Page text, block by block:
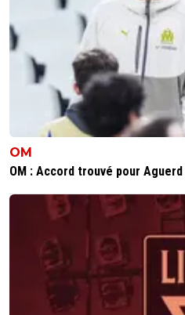
OM
OM : Accord trouvé pour Aguerd